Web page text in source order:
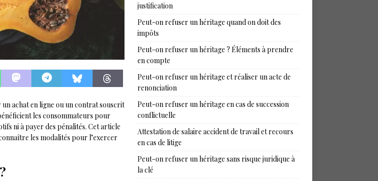
un achat en ligne ou un contrat souscrit
les consommateurs pour
ni à payer des pénalités. Cet article
les modalités pour l’exercer
justification
Peut-on refuser un héritage quand on doit des
impôts
Peut-on refuser un héritage ? Éléments à prendre
en compte
Peut-on refuser un héritage et réaliser un acte de
renonciation
Peut-on refuser un héritage en cas de succession
conflictuelle
Attestation de salaire accident de travail et recours
en cas de litige
Peut-on refuser un héritage sans risque juridique à
la clé